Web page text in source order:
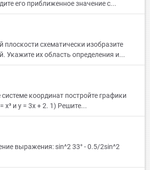
его приближенное значение с...
плоскости схематически изобразите
Укажите их область определения и...
координат постройте графики
x³ и у = 3x + 2. 1) Решите...
выражения: sin^2 33° - 0.5/2sin^2